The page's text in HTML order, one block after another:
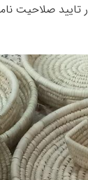
تایید صلاحیت